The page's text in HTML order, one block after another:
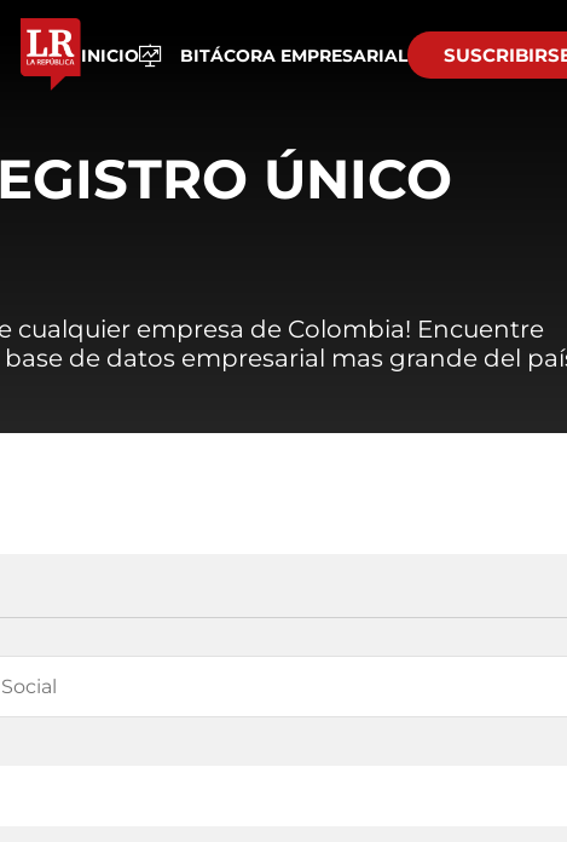
INICIO BITÁCORA EMPRESARIAL
ÚNICO
cualquier empresa de Colombia! Encuentre
de datos empresarial mas grande del